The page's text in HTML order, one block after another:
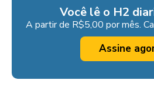
Você lê o H2
A partir de R$5,00 por mês.
Assine